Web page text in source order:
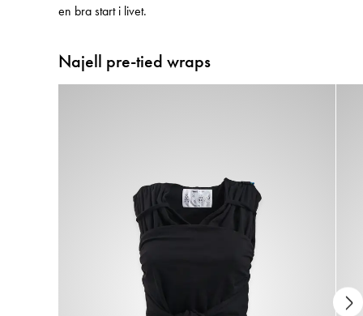
en bra start i livet.
Najell pre-tied wraps